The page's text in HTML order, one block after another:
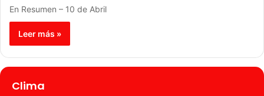
En Resumen – 10 de Abril
Leer más »
Clima